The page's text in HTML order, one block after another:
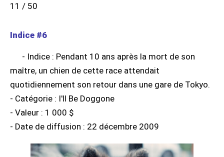
11 / 50
Indice #6
- Indice : Pendant 10 ans après la mort de son
maître, un chien de cette race attendait
quotidiennement son retour dans une gare de Tokyo.
- Catégorie : I'll Be Doggone
- Valeur : 1 000 $
- Date de diffusion : 22 décembre 2009